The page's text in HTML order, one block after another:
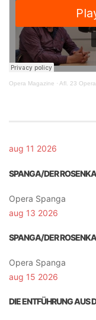
Opera Magazine · Afl. 23
aug 11 2026
SPANGA/DER
Opera Spanga
aug 13 2026
SPANGA/DER
Opera Spanga
aug 15 2026
DIE ENTFÜHRUNG